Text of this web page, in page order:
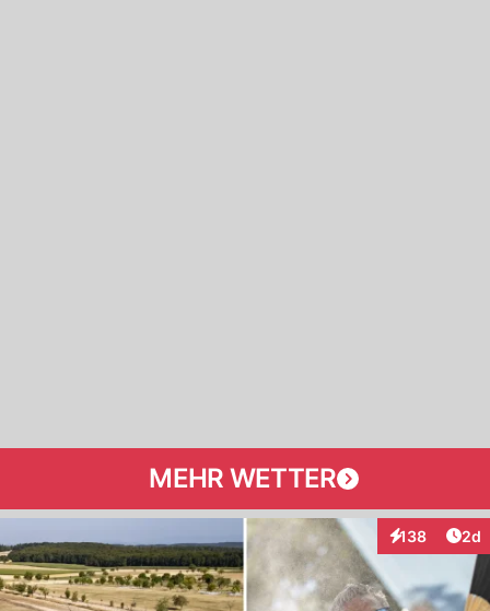
MEHR WETTER
138
Interaktionen
2d